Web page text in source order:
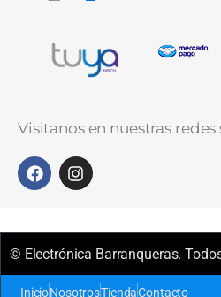
Visitanos en nuestras redes
© Electrónica Barranqueras.
InicioNosotrosTiendaContacto